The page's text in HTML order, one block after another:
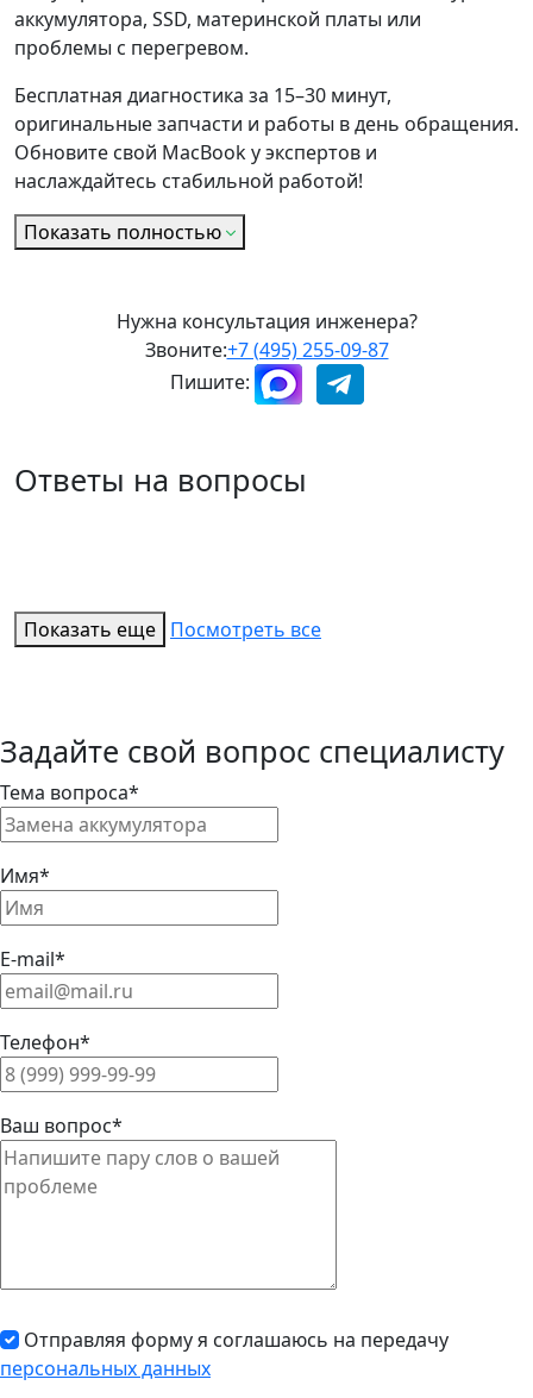
аккумулятора, SSD, материнской платы или
проблемы с перегревом.
Бесплатная диагностика за 15–30 минут,
оригинальные запчасти и работы в день обращения.
Обновите свой MacBook у экспертов и
наслаждайтесь стабильной работой!
Показать полностью
Нужна консультация инженера?
Звоните:+7 (495) 255-09-87
Пишите:
Ответы на вопросы
Показать еще Посмотреть все
Задайте свой вопрос специалисту
Тема вопроса*
Имя*
E-mail*
Телефон*
Ваш вопрос*
Отправляя форму я соглашаюсь на передачу
персональных данных